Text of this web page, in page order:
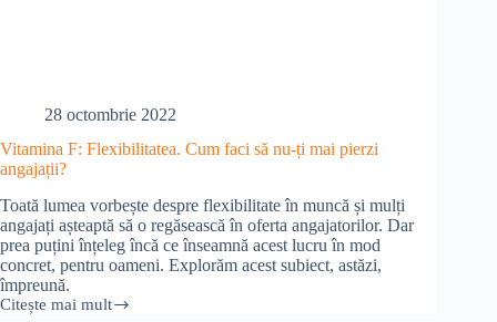
28 octombrie 2022
Vitamina F: Flexibilitatea. Cum faci să nu-ți mai pierzi
angajații?
Toată lumea vorbește despre flexibilitate în muncă și mulți
angajați așteaptă să o regăsească în oferta angajatorilor. Dar
prea puțini înțeleg încă ce înseamnă acest lucru în mod
concret, pentru oameni. Explorăm acest subiect, astăzi,
împreună.
Citește mai mult
Vitamina